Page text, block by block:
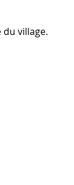
village.